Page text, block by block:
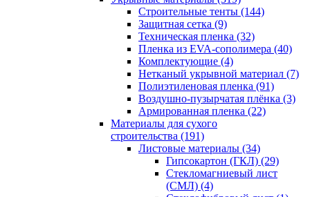
Строительные тенты (144)
Защитная сетка (9)
Техническая пленка (32)
Пленка из EVA-сополимера (40)
Комплектующие (4)
Нетканый укрывной материал (7)
Полиэтиленовая пленка (91)
Воздушно-пузырчатая плёнка (3)
Армированная пленка (22)
Материалы для сухого
строительства (191)
Листовые материалы (34)
Гипсокартон (ГКЛ) (29)
Стекломагниевый лист
(СМЛ) (4)